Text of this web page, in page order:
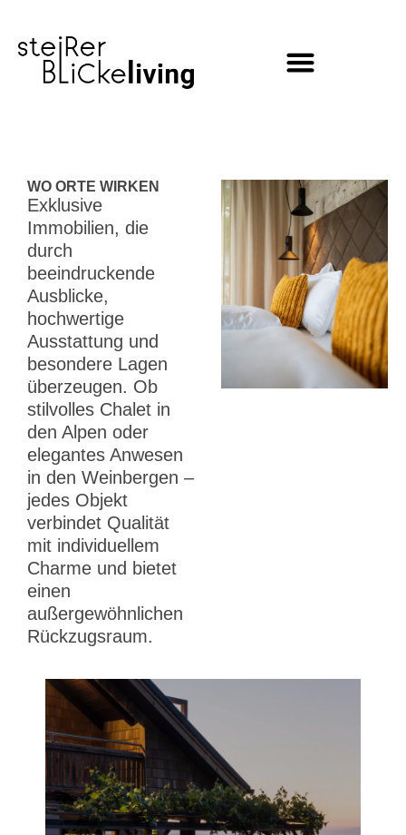
WO ORTE WIRKEN
Exklusive
Immobilien, die
durch
beeindruckende
Ausblicke,
hochwertige
Ausstattung und
besondere Lagen
überzeugen. Ob
stilvolles Chalet in
den Alpen oder
elegantes Anwesen
in den Weinbergen –
jedes Objekt
verbindet Qualität
mit individuellem
Charme und bietet
einen
außergewöhnlichen
Rückzugsraum.